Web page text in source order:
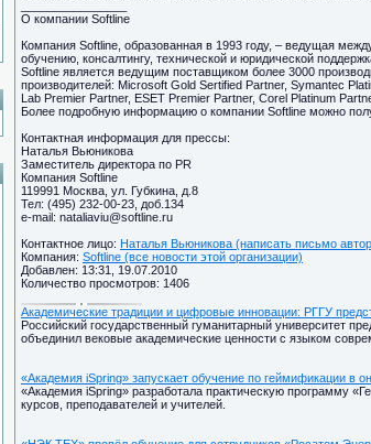
О компании Softline
Компания Softline, образованная в 1993 году, – ведущая
обучению, консалтингу, технической и юридической
Softline является ведущим поставщиком более 3000
производителей: Microsoft Gold Sertified Partner, Symantec
Lab Premier Partner, ESET Premier Partner, Corel Platinum
Более подробную информацию о компании Softline можно
Контактная информация для прессы:
Наталья Вьюникова
Заместитель директора по PR
Компания Softline
119991 Москва, ул. Губкина, д.8
Тел: (495) 232-00-23, доб.134
e-mail: nataliaviu@softline.ru
Контактное лицо: Наталья Вьюникова (написать письмо
Компания: Softline (все новости этой организации)
Добавлен: 13:31, 19.07.2010
Количество просмотров: 1406
Академические традиции и цифровые инновации: РГГУ
Российский государственный гуманитарный университет
объединил вековые академические ценности с языком
«Академия iSpring» запускает обучение по геймификации в
«Академия iSpring» разработала практическую программу
курсов, преподавателей и учителей.